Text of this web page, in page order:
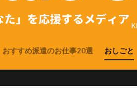
おすすめ派遣のお仕事20選 おしごと
>>カインズ